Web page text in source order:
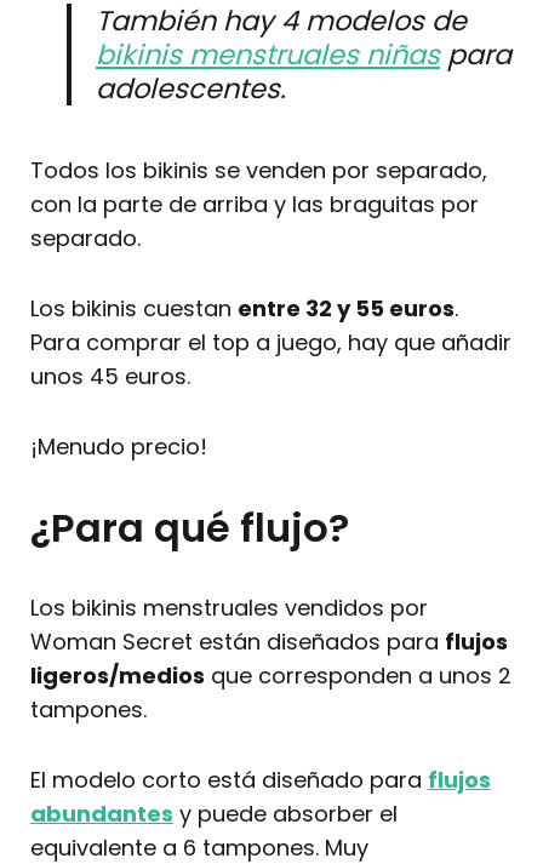
También hay 4 modelos de
bikinis menstruales niñaspara
adolescentes.
Todos los bikinis se venden por separado,
con la parte de arriba y las braguitas por
separado.
Los bikinis cuestan entre 32 y 55 euros.
Para comprar el top a juego, hay que añadir
unos 45 euros.
¡Menudo precio!
¿Para qué flujo?
Los bikinis menstruales vendidos por
Woman Secret están diseñados para flujos
ligeros/medios que corresponden a unos 2
tampones.
El modelo corto está diseñado para flujos
abundantes y puede absorber el
equivalente a 6 tampones. Muy